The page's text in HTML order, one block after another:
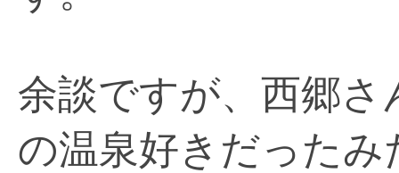
余談ですが、西郷
の温泉好きだった